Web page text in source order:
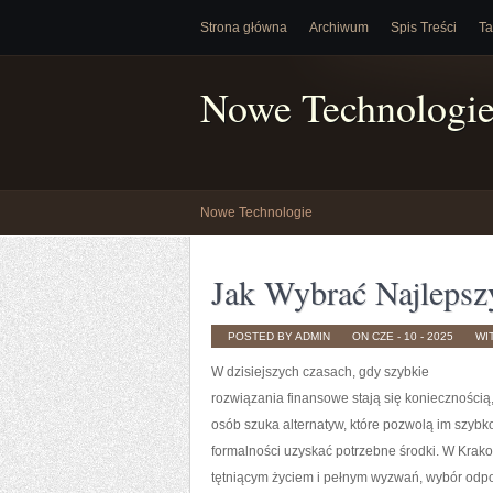
Strona główna Archiwum Spis Treści
Nowe
Nowe Technologie
Jak Wybrać
POSTED BY ADMIN ON CZE - 10 - 2025
W dzisiejszych czasach, gdy szybkie
rozwiązania finansowe stają się
osób szuka alternatyw, które pozwolą im
formalności uzyskać potrzebne środki. W
tętniącym życiem i pełnym wyzwań, wybór